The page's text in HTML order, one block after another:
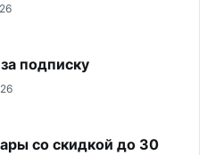
подписку
со скидкой до 30